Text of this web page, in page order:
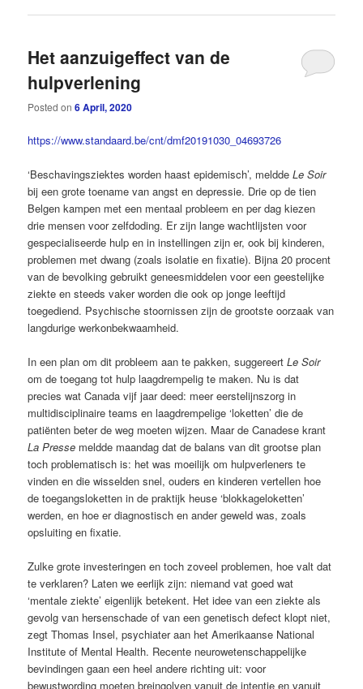
Het aanzuigeffect van de
hulpverlening
Posted on6 April, 2020
https://www.standaard.be/cnt/dmf20191030_04693726
‘Beschavingsziektes worden haast epidemisch’, melddeLe Soir
bij een grote toename van angst en depressie. Drie op de tien
Belgen kampen met een mentaal probleem en per dag kiezen
drie mensen voor zelfdoding. Er zijn lange wachtlijsten voor
gespecialiseerde hulp en in instellingen zijn er, ook bij kinderen,
problemen met dwang (zoals isolatie en fixatie). Bijna 20 procent
van de ­bevolking gebruikt geneesmiddelen voor een geestelijke
ziekte en steeds vaker worden die ook op jonge leeftijd
toegediend. Psychische stoornissen zijn de grootste oorzaak van
langdurige werkonbekwaamheid.
In een plan om dit probleem aan te pakken, suggereertLe Soir
om de toegang tot hulp laagdrempelig te maken. Nu is dat
precies wat Canada vijf jaar deed: meer eerstelijnszorg in
multidisciplinaire teams en laagdrempelige ‘loketten’ die de
patiënten beter de weg moeten wijzen. Maar de Canadese krant
La Presse meldde maandag dat de balans van dit grootse plan
toch problematisch is: het was moeilijk om hulpverleners te
vinden en die wisselden snel, ouders en kinderen vertellen hoe
de toegangs­loketten in de praktijk heuse ‘blokkage­loketten’
werden, en hoe er diagnostisch en ander geweld was, zoals
opsluiting en fixatie.
Zulke grote investeringen en toch zoveel problemen, hoe valt dat
te verklaren? Laten we eerlijk zijn: niemand vat goed wat
‘mentale ziekte’ eigenlijk betekent. Het idee van een ziekte als
gevolg van ­hersenschade of van een genetisch defect klopt niet,
zegt Thomas Insel, psychiater aan het Amerikaanse National
Institute of Mental Health. Recente neurowetenschappelijke
bevindingen gaan een heel andere richting uit: voor
bewustwording moeten breingolven vanuit de intentie en vanuit